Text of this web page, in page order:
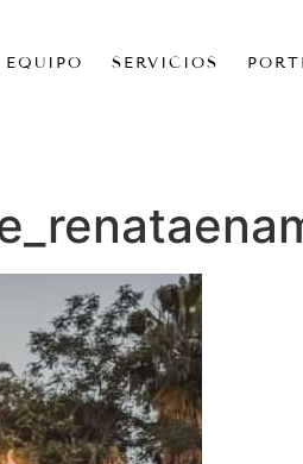
EQUIPO SERVICIOS